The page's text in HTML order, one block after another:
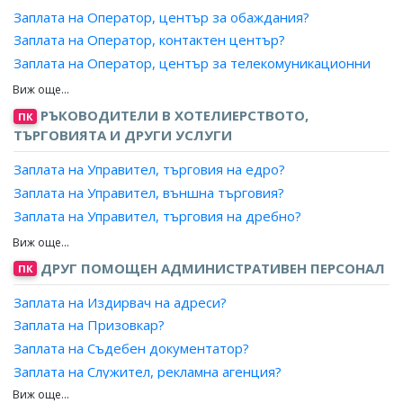
Заплата на Работници по поддръжка и ремонт на
железопътните съоръжения в тунел на метрополитен?
Заплата на Работници по поддръжка и ремонт на
Заплата на Работник по ремонт на въоръжението?
Заплата на Оператор, център за обаждания?
Заплата на Оператор, контактен център?
Заплата на Оператор, център за телекомуникационни
услуги?
Заплата на Специалист, телефон на зрителя?
Заплата на Информатор, пътническо обслужване?
ПК РЪКОВОДИТЕЛИ В ХОТЕЛИЕРСТВОТО,
ТЪРГОВИЯТА И ДРУГИ УСЛУГИ
Заплата на Управител, търговия на едро?
Заплата на Управител, външна търговия?
Заплата на Управител, търговия на дребно?
Заплата на Управител, магазин?
Заплата на Управител, супермаркет?
Заплата на Управител, универсален магазин?
Заплата на Ръководител отдел, складово стопанство?
Заплата на Отговорен магистър-фармацевт,
ръководител на склад за търговия на едро с
лекарствени продукти?
ПК
ДРУГ ПОМОЩЕН АДМИНИСТРАТИВЕН ПЕРСОНАЛ
Заплата на Издирвач на адреси?
Заплата на Призовкар?
Заплата на Съдебен документатор?
Заплата на Служител, рекламна агенция?
Заплата на Служител, публикации?